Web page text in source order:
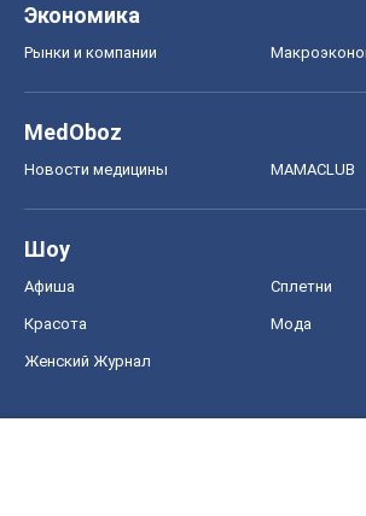
Экономика
Рынки и компании
MedOboz
Новости медицины MAMACLUB
Шоу
Афиша Сплетни
Красота Мода
Женский Журнал